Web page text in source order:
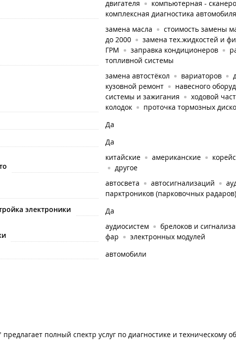
двигателя компьютерная -
комплексная диагностика автомобиля
замена масла стоимость замены
до 2000
замена тех.жидкостей и
ГРМ
заправка кондиционеров
топливной системы
замена автостёкол вариаторов
кузовной ремонт
навесного
системы и зажигания
ходовой
колодок
проточка тормозных
Да
Да
китайские американские
другое
автосвета автосигнализаций
парктроников (парковочных радаров)
электроники
Да
аудиосистем брелоков и
фар
электронных модулей
автомобили
полный спектр услуг по диагностике и